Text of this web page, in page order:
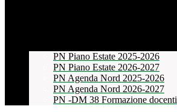
PN Piano Estate 2025-2026
PN Piano Estate 2026-2027
PN Agenda Nord 2025-2026
PN Agenda Nord 2026-2027
PN -DM 38 Formazione docenti